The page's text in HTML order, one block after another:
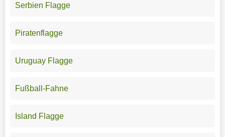
Serbien Flagge
Piratenflagge
Uruguay Flagge
Fußball-Fahne
Island Flagge